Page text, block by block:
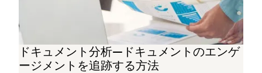
ドキュメント分析—ドキュメントのエンゲ
ージメントを追跡する方法